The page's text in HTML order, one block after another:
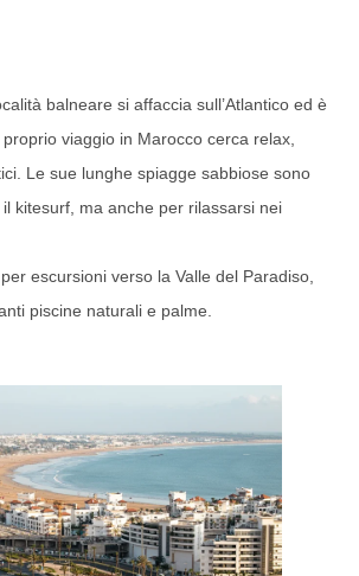
balneare si affaccia sull’Atlantico ed è
viaggio in Marocco cerca relax,
Le sue lunghe spiagge sabbiose sono
il kitesurf, ma anche per rilassarsi nei
escursioni verso la Valle del Paradiso,
piscine naturali e palme.